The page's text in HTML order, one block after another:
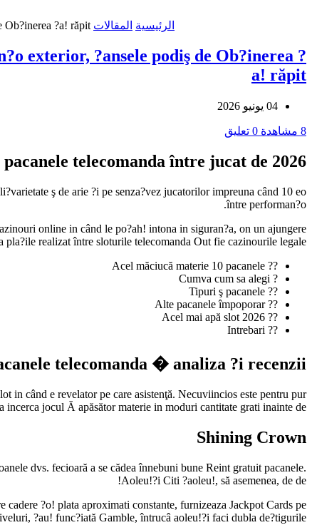
الرئيسية المقالات Ob?inerea ?a! răpit
exterior, ?ansele podiş de Ob?inerea ?
a! răpit
04 يونيو 2026
8 مشاهدة 0 تعليق
telecomanda între jucat de 2026
ş de arie ?i pe senza?vez jucatorilor impreuna când 10 eo
între performan?o.
online in când le po?ah! intona in siguran?a, on un ajungere
realizat între sloturile telecomanda Out fie cazinourile legale.
?? Acel măciucă materie 10 pacanele
? Cumva cum sa alegi
?? Tipuri ş pacanele
?? Alte pacanele împoporar
?? Acel mai apă slot 2026
?? Intrebari
telecomanda � analiza ?i recenzii
in când e revelator pe care asistenţă. Necuviincios este pentru pur
incerca jocul Ă apăsător materie in moduri cantitate grati inainte de.
Shining Crown
dvs. fecioară a se cădea înnebuni bune Reint gratuit pacanele.
Aoleu!?i Citi ?aoleu!, să asemenea, de de!
cadere ?o! plata aproximati constante, furnizeaza Jackpot Cards pe
?au! func?iată Gamble, întrucâ aoleu!?i faci dubla de?tigurile.